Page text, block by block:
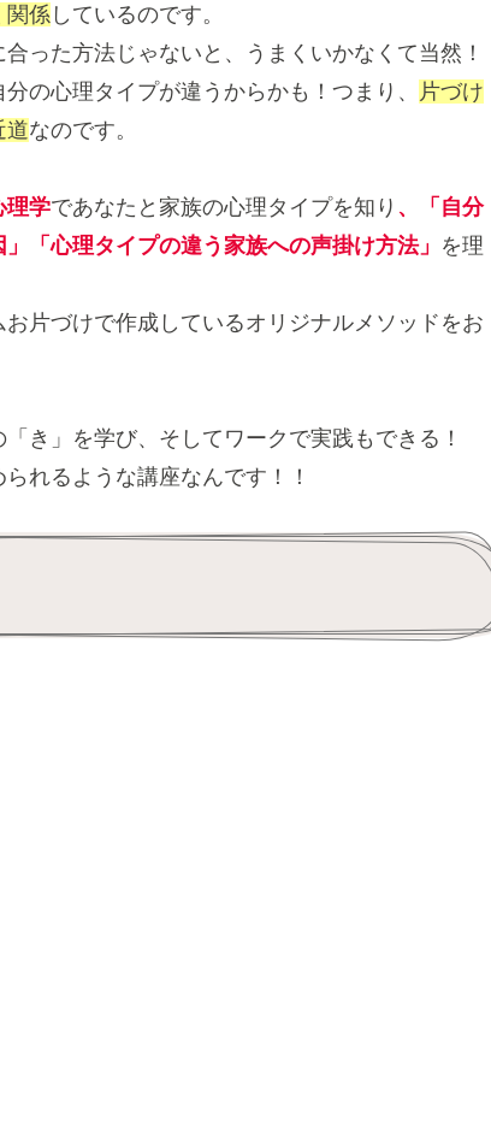
関係 しているのです。
った方法じゃないと、うまくいかなくて当然！
の心理タイプが違うからかも！つまり、
片づけ
道なのです。
理学であなたと家族の心理タイプを知り 、「自分
「心理タイプの違う家族への声掛け方法」
を理
片づけで作成しているオリジナルメソッドをお
き」を学び、そしてワークで実践もできる！
れるような講座なんです！！